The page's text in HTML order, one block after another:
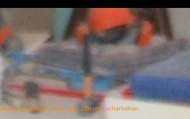
Sanierungen, Durchbrucharbeiten,